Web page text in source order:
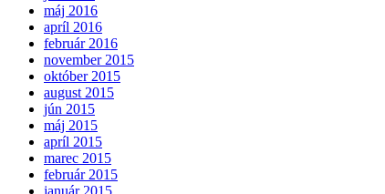
máj 2016
apríl 2016
február 2016
november 2015
október 2015
august 2015
jún 2015
máj 2015
apríl 2015
marec 2015
február 2015
január 2015